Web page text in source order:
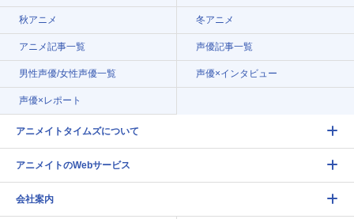
秋アニメ 冬アニメ
アニメ記事一覧 声優記事一覧
男性声優/女性声優一覧 声優×インタビュー
声優×レポート
アニメイトタイムズについて
アニメイトのWebサービス
会社案内